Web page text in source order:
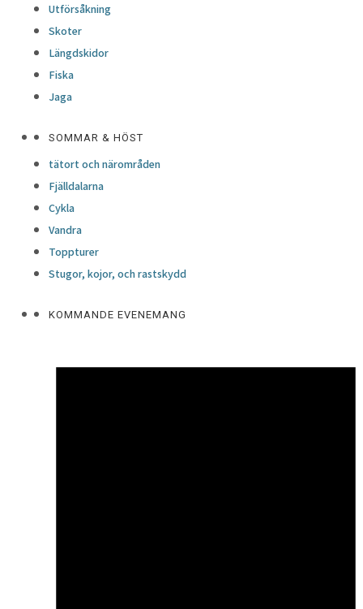
Utförsåkning
Skoter
Längdskidor
Fiska
Jaga
SOMMAR & HÖST
tätort och närområden
Fjälldalarna
Cykla
Vandra
Toppturer
Stugor, kojor, och rastskydd
KOMMANDE EVENEMANG